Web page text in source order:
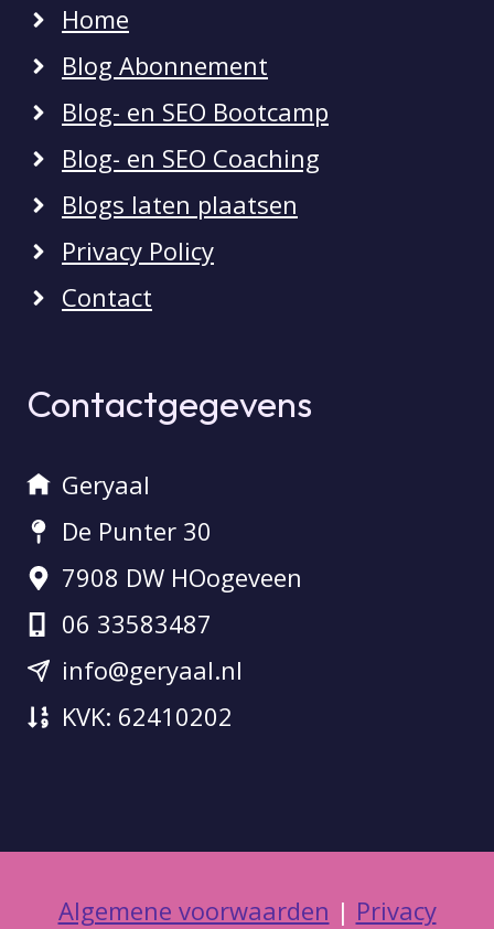
Home
Blog Abonnement
Blog- en SEO Bootcamp
Blog- en SEO Coaching
Blogs laten plaatsen
Privacy Policy
Contact
Contactgegevens
Geryaal
De Punter 30
7908 DW HOogeveen
06 33583487
info@geryaal.nl
KVK: 62410202
Algemene voorwaarden | Privacy